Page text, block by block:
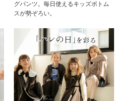
グパンツ。毎日使えるキッズボトム
スが勢ぞろい。